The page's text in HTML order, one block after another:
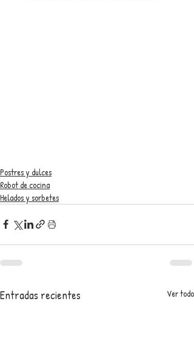
Postres y dulces
Robot de cocina
Helados y sorbetes
Entradas recientes Ver todo